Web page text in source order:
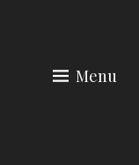
Menu